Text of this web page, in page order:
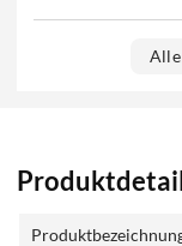
Alle